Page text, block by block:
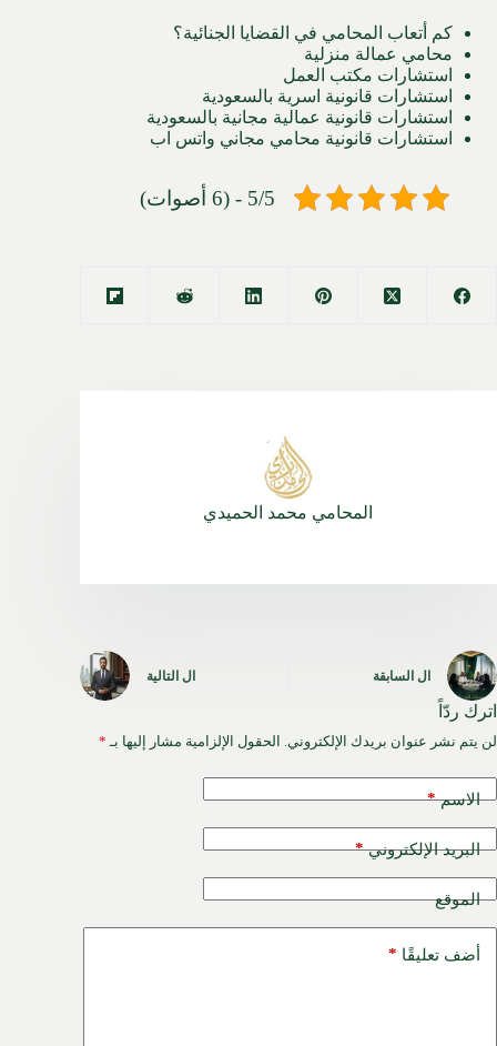
كم أتعاب المحامي في القضايا الجنائية؟
محامي عمالة منزلية
استشارات مكتب العمل
استشارات قانونية اسرية بالسعودية
استشارات قانونية عمالية مجانية بالسعودية
استشارات قانونية محامي مجاني واتس اب
5/5 - (6 أصوات)
المحامي محمد الحميدي
ال السابقة ال التالية
اترك ردّاً
لن يتم نشر عنوان بريدك الإلكتروني. الحقول الإلزامية مشار إليها بـ *
الاسم*
البريد الإلكتروني*
الموقع
أضف تعليقًا *